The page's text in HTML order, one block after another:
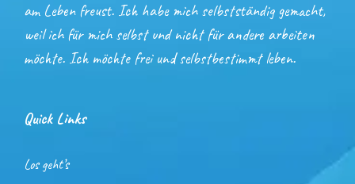
am Leben freust. Ich habe mich selbstständig gemacht,
weil ich für mich selbst und nicht für andere arbeiten
möchte. Ich möchte frei und selbstbestimmt leben.
Quick Links
Los geht’s